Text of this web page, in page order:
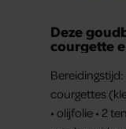
Deze
courgette
courgettes
• olijfolie • 2